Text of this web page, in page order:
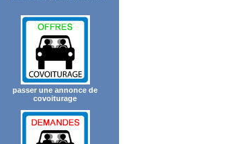
passer une annonce de
covoiturage